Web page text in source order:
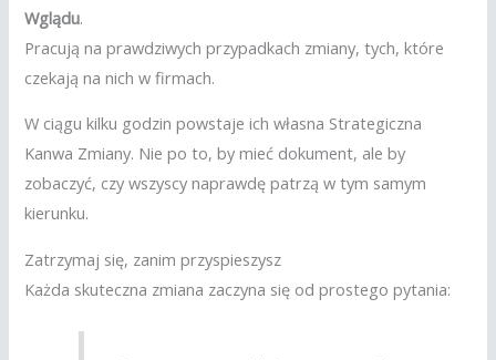
Wglądu.
Pracują na prawdziwych przypadkach zmiany, tych, które
czekają na nich w firmach.
W ciągu kilku godzin powstaje ich własna Strategiczna
Kanwa Zmiany. Nie po to, by mieć dokument, ale by
zobaczyć, czy wszyscy naprawdę patrzą w tym samym
kierunku.
Zatrzymaj się, zanim przyspieszysz
Każda skuteczna zmiana zaczyna się od prostego pytania: